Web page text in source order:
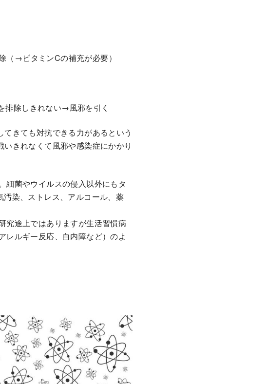
→ビタミンCの補充が必要）
除しきれない→風邪を引く
きても対抗できる力があるという
きれなくて風邪や感染症にかかり
細菌やウイルスの侵入以外にもタ
染、ストレス、アルコール、薬
究途上ではありますが生活習慣病
レルギー反応、白内障など）のよ